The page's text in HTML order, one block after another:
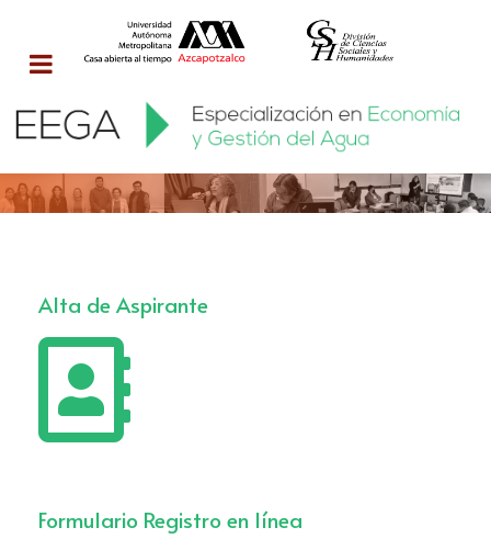
Alta de Aspirante
Formulario Registro en línea